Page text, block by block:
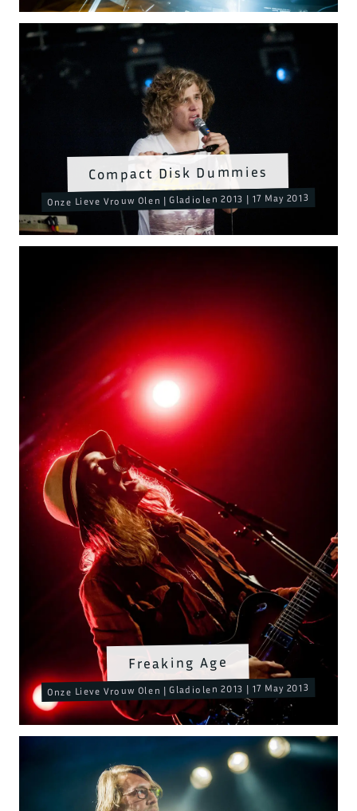
Freaking Age
Onze Lieve Vrouw Olen | Gladiolen 2013 | 17 May 2013
Compact Disk Dummies
Onze Lieve Vrouw Olen | Gladiolen 2013 | 17 May 2013